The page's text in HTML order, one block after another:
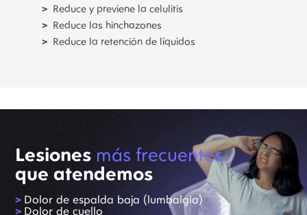
Reduce y previene la celulitis
Reduce las hinchazones
Reduce la retención de líquidos
Lesiones más frecuentes
que atendemos
Dolor de espalda baja (lumbalgia)
Dolor de cuello